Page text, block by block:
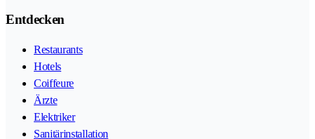
Entdecken
Restaurants
Hotels
Coiffeure
Ärzte
Elektriker
Sanitärinstallation